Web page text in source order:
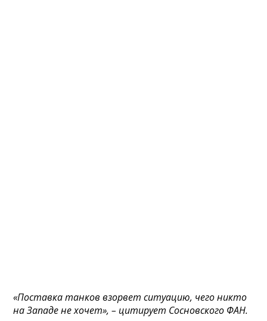
«Поставка танков взорвет ситуацию, чего никто
на Западе не хочет», – цитирует Сосновского ФАН.